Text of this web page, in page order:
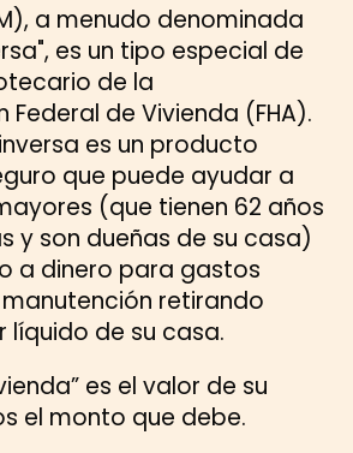
a menudo denominada
es un tipo especial de
de la
de Vivienda (FHA).
es un producto
que puede ayudar a
(que tienen 62 años
y son dueñas de su casa)
a dinero para gastos
retirando
líquido de su casa.
es el valor de su
el monto que debe.